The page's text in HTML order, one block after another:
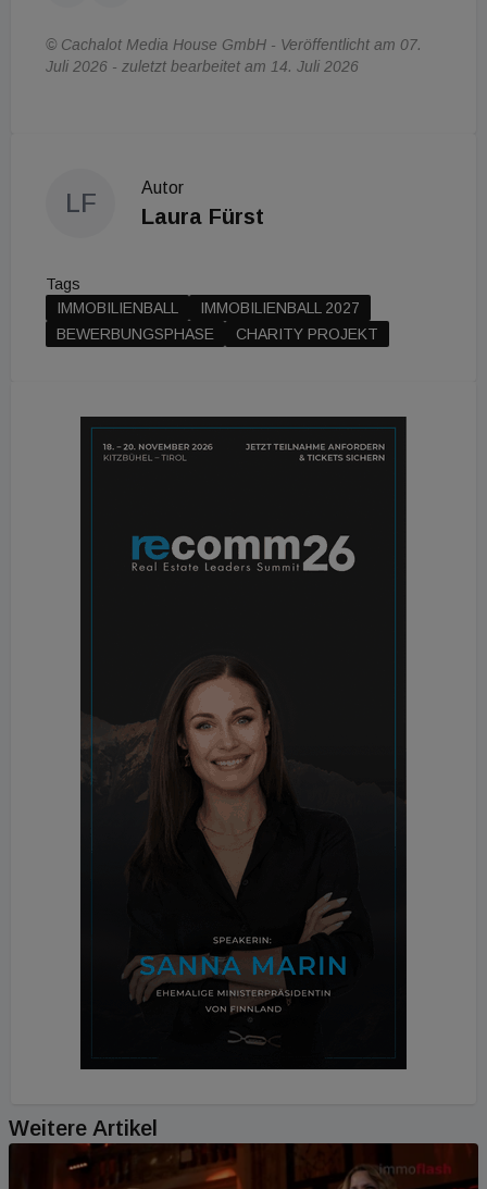
© Cachalot Media House GmbH - Veröffentlicht am 07.
Juli 2026 - zuletzt bearbeitet am 14. Juli 2026
LF
Autor
Laura Fürst
Tags
IMMOBILIENBALL
IMMOBILIENBALL 2027
BEWERBUNGSPHASE
CHARITY PROJEKT
Weitere Artikel